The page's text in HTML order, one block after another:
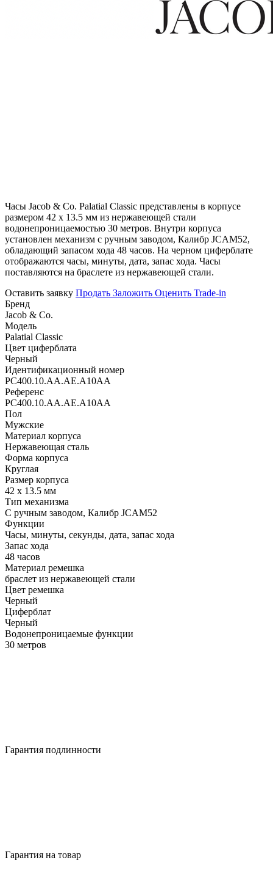
Часы Jacob & Co. Palatial Classic представлены в корпусе
размером 42 х 13.5 мм из нержавеющей стали
водонепроницаемостью 30 метров. Внутри корпуса
установлен механизм с ручным заводом, Калибр JCAM52,
обладающий запасом хода 48 часов. На черном циферблате
отображаются часы, минуты, дата, запас хода. Часы
поставляются на браслете из нержавеющей стали.
Оставить заявку Продать Заложить Оценить Trade-in
Бренд
Jacob & Co.
Модель
Palatial Classic
Цвет циферблата
Черный
Идентификационный номер
PC400.10.AA.AE.A10AA
Референс
PC400.10.AA.AE.A10AA
Пол
Мужские
Материал корпуса
Нержавеющая сталь
Форма корпуса
Круглая
Размер корпуса
42 х 13.5 мм
Тип механизма
С ручным заводом, Калибр JCAM52
Функции
Часы, минуты, секунды, дата, запас хода
Запас хода
48 часов
Материал ремешка
браслет из нержавеющей стали
Цвет ремешка
Черный
Циферблат
Черный
Водонепроницаемые функции
30 метров
Гарантия подлинности
Гарантия на товар